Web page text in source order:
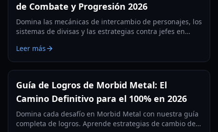
de Combate y Progresión 2026
Domina las mecánicas de intercambio de personajes, los
sistemas de divisas y las estrategias contra jefes en
para obtener la máxima eficiencia.
Leer más
Guía de Logros de Morbid Metal: El
Camino Definitivo para el 100% en 2026
Domina cada desafío en Morbid Metal con nuestra guía
completa de logros. Aprende estrategias de cambio de